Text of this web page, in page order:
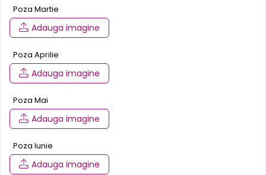
Pereti
Mobilier portabil
Mese
Scaune
Accesorii
Corturi Pliabile
Steaguri
Standuri expozitionale
Poza Martie
Adauga imagine
Poza Aprilie
Adauga imagine
Poza Mai
Adauga imagine
Poza Iunie
Adauga imagine